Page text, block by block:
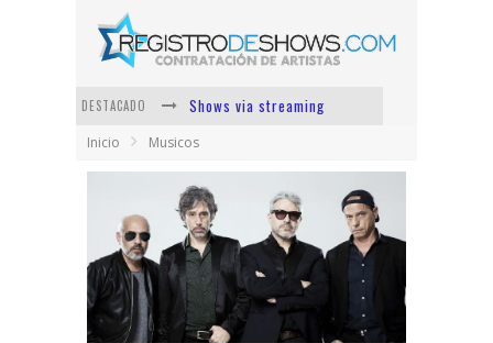
DESTACADO
Shows via streaming
Lit Killah
Nicki Nicole
Duki
Vi Em
Los Ángeles Azules
Inicio Musicos